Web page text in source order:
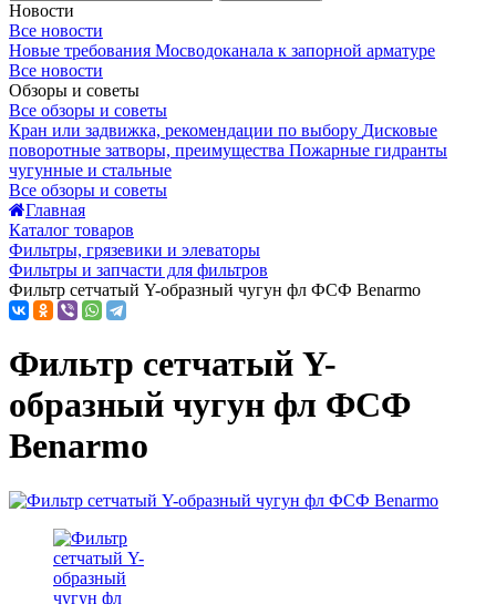
Новости
Все новости
Новые требования Мосводоканала к запорной арматуре
Все новости
Обзоры и советы
Все обзоры и советы
Кран или задвижка, рекомендации по выбору Дисковые
поворотные затворы, преимущества Пожарные гидранты
чугунные и стальные
Все обзоры и советы
Главная
Каталог товаров
Фильтры, грязевики и элеваторы
Фильтры и запчасти для фильтров
Фильтр сетчатый Y-образный чугун фл ФСФ Benarmo
Фильтр сетчатый Y-
образный чугун фл ФСФ
Benarmo